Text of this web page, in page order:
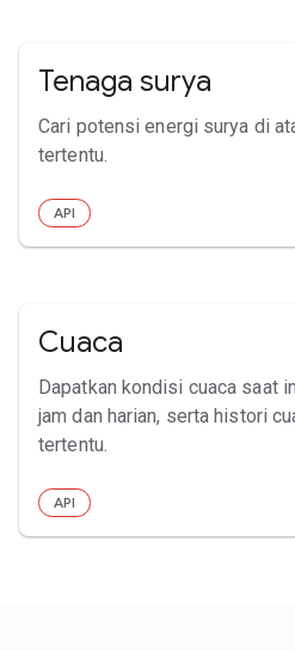
Tenaga surya
Cari potensi energi surya di
tertentu.
API
Cuaca
Dapatkan kondisi cuaca saat
jam dan harian, serta histori
tertentu.
API